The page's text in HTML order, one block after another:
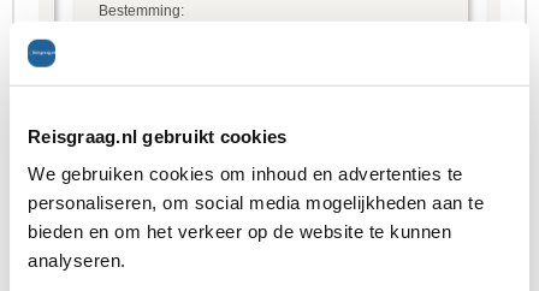
Reisgraag.nl gebruikt cookies
We gebruiken cookies om inhoud en advertenties te
personaliseren, om social media mogelijkheden aan te
bieden en om het verkeer op de website te kunnen
analyseren.
Bestemming:
Wij, Jolanda en Marcel hebben
een fantastische vakantie mogen
genieten op Mauritus. De